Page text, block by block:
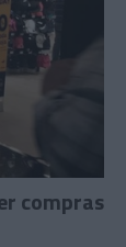
compras